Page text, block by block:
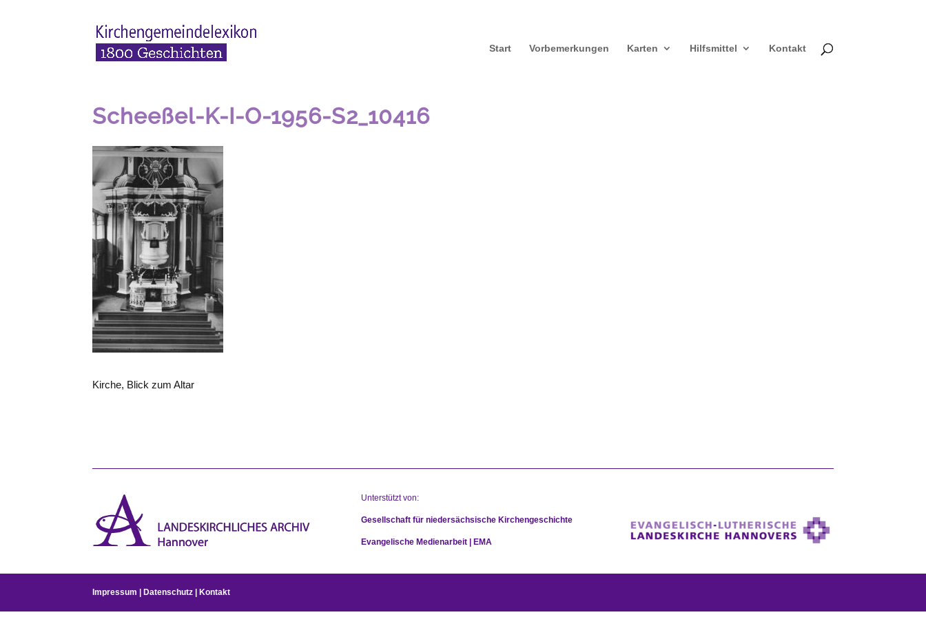
Start Vorbemerkungen Karten Hilfsmittel Kontakt
Scheeßel-K-I-O-1956-S2_10416
Kirche, Blick zum Altar
Unterstützt von:
Gesellschaft für niedersächsische Kirchengeschichte
Evangelische Medienarbeit | EMA
Impressum Datenschutz Kontakt